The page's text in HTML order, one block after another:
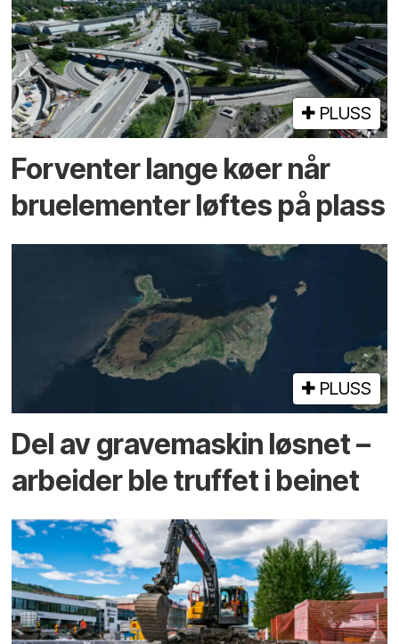
PLUSS
Forventer lange køer når
bru­elementer løftes på plass
PLUSS
Del av grave­maskin løsnet –
arbeider ble truffet i beinet